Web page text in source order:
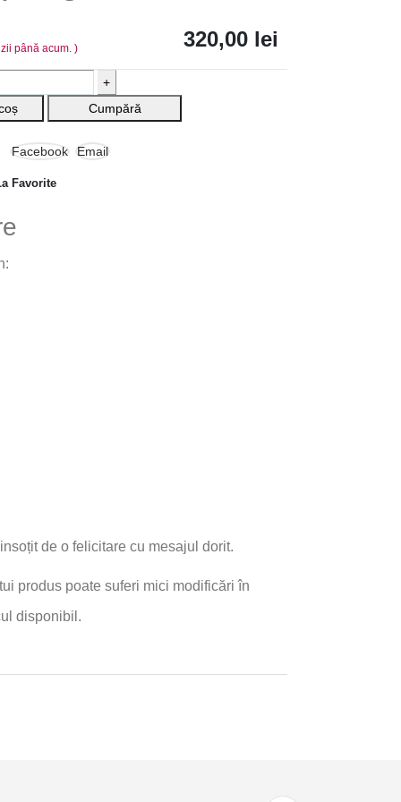
până acum. ) 320,00 lei
+
Cumpără
Facebook Email
Favorite
de o felicitare cu mesajul dorit.
produs poate suferi mici modificări în
disponibil.